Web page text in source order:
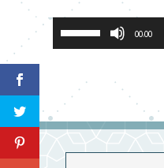
00:00
استخدم
مفاتيح
أسفل
لزيادة